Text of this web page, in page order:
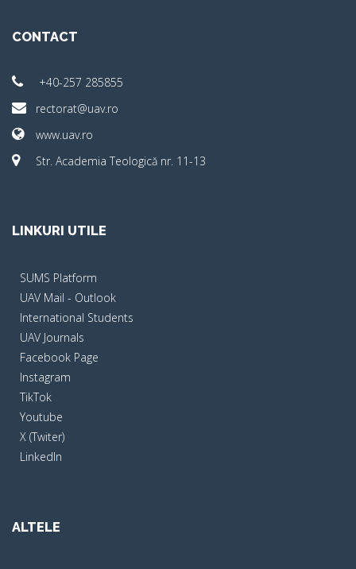
CONTACT
+40-257 285855
rectorat@uav.ro
www.uav.ro
Str. Academia Teologică nr. 11-13
LINKURI UTILE
SUMS Platform
UAV Mail - Outlook
International Students
UAV Journals
Facebook Page
Instagram
TikTok
Youtube
X (Twiter)
LinkedIn
ALTELE